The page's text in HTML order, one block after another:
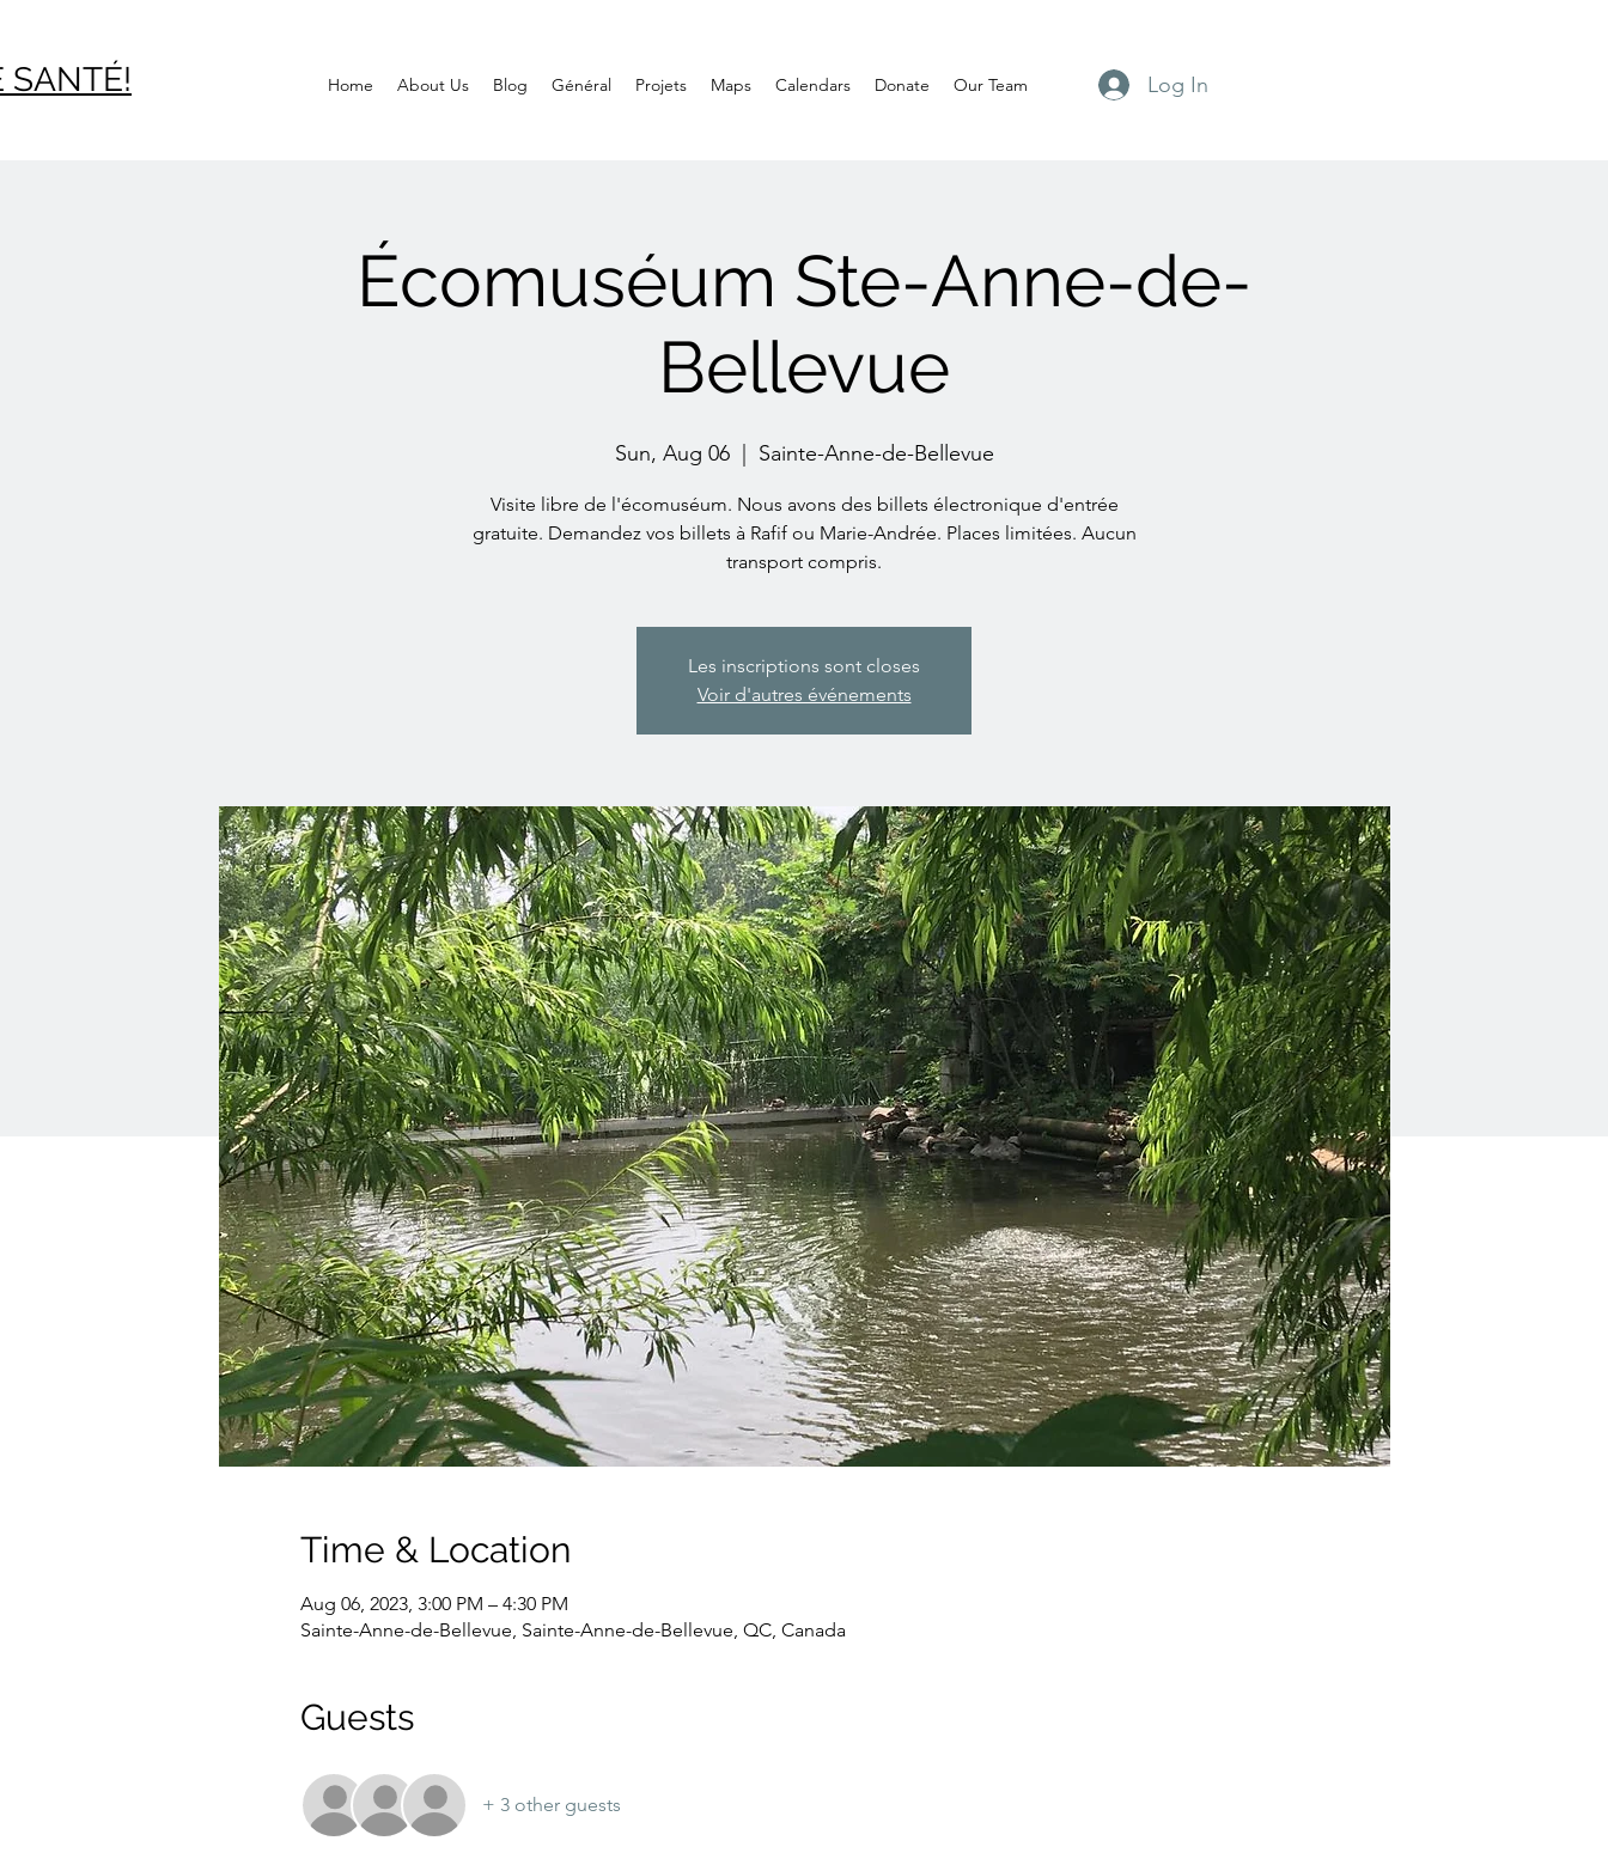
SANTÉ! Home About Us Blog Général Projets Maps Calendars Donate Our Team Log In
Écomuséum Ste-Anne-de-
Bellevue
Sun, Aug 06
  |
Sainte-Anne-de-Bellevue
Visite libre de l'écomuséum. Nous avons des billets électronique d'entrée
gratuite. Demandez vos billets à Rafif ou Marie-Andrée. Places limitées. Aucun
transport compris.
Les inscriptions sont closes
Voir d'autres événements
Time & Location
Aug 06, 2023, 3:00 PM – 4:30 PM
Sainte-Anne-de-Bellevue, Sainte-Anne-de-Bellevue, QC, Canada
Guests
+ 3 other guests